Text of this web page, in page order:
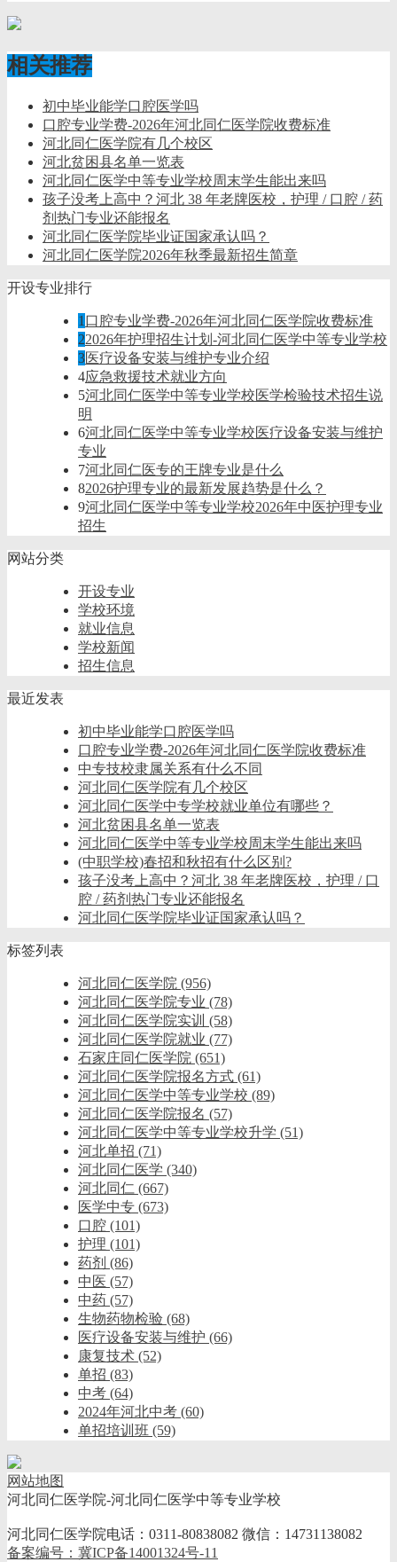
相关推荐
初中毕业能学口腔医学吗
口腔专业学费-2026年河北同仁医学院收费标准
河北同仁医学院有几个校区
河北贫困县名单一览表
河北同仁医学中等专业学校周末学生能出来吗
孩子没考上高中？河北 38 年老牌医校，护理 / 口腔 / 药
剂热门专业还能报名
河北同仁医学院毕业证国家承认吗？
河北同仁医学院2026年秋季最新招生简章
开设专业排行
1 口腔专业学费-2026年河北同仁医学院收费标准
22026年护理招生计划-河北同仁医学中等专业学校
3医疗设备安装与维护专业介绍
4应急救援技术就业方向
5河北同仁医学中等专业学校医学检验技术招生说
明
6河北同仁医学中等专业学校医疗设备安装与维护
专业
7河北同仁医专的王牌专业是什么
82026护理专业的最新发展趋势是什么？
9河北同仁医学中等专业学校2026年中医护理专业
招生
网站分类
开设专业
学校环境
就业信息
学校新闻
招生信息
最近发表
初中毕业能学口腔医学吗
口腔专业学费-2026年河北同仁医学院收费标准
中专技校隶属关系有什么不同
河北同仁医学院有几个校区
河北同仁医学中专学校就业单位有哪些？
河北贫困县名单一览表
河北同仁医学中等专业学校周末学生能出来吗
(中职学校)春招和秋招有什么区别?
孩子没考上高中？河北 38 年老牌医校，护理 / 口
腔 / 药剂热门专业还能报名
河北同仁医学院毕业证国家承认吗？
标签列表
河北同仁医学院 (956)
河北同仁医学院专业 (78)
河北同仁医学院实训 (58)
河北同仁医学院就业 (77)
石家庄同仁医学院 (651)
河北同仁医学院报名方式 (61)
河北同仁医学中等专业学校 (89)
河北同仁医学院报名 (57)
河北同仁医学中等专业学校升学 (51)
河北单招 (71)
河北同仁医学 (340)
河北同仁 (667)
医学中专 (673)
口腔 (101)
护理 (101)
药剂 (86)
中医 (57)
中药 (57)
生物药物检验 (68)
医疗设备安装与维护 (66)
康复技术 (52)
单招 (83)
中考 (64)
2024年河北中考 (60)
单招培训班 (59)
网站地图
河北同仁医学院-河北同仁医学中等专业学校
河北同仁医学院电话：0311-80838082 微信：14731138082
备案编号：冀ICP备14001324号-11